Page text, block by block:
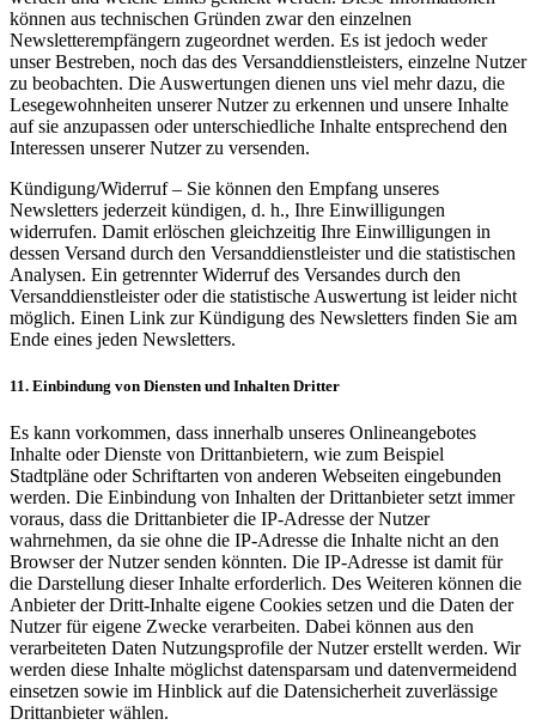
können aus technischen Gründen zwar den einzelnen
Newsletterempfängern zugeordnet werden. Es ist jedoch weder
unser Bestreben, noch das des Versanddienstleisters, einzelne Nutzer
zu beobachten. Die Auswertungen dienen uns viel mehr dazu, die
Lesegewohnheiten unserer Nutzer zu erkennen und unsere Inhalte
auf sie anzupassen oder unterschiedliche Inhalte entsprechend den
Interessen unserer Nutzer zu versenden.
Kündigung/Widerruf – Sie können den Empfang unseres
Newsletters jederzeit kündigen, d. h., Ihre Einwilligungen
widerrufen. Damit erlöschen gleichzeitig Ihre Einwilligungen in
dessen Versand durch den Versanddienstleister und die statistischen
Analysen. Ein getrennter Widerruf des Versandes durch den
Versanddienstleister oder die statistische Auswertung ist leider nicht
möglich. Einen Link zur Kündigung des Newsletters finden Sie am
Ende eines jeden Newsletters.
11. Einbindung von Diensten und Inhalten Dritter
Es kann vorkommen, dass innerhalb unseres Onlineangebotes
Inhalte oder Dienste von Drittanbietern, wie zum Beispiel
Stadtpläne oder Schriftarten von anderen Webseiten eingebunden
werden. Die Einbindung von Inhalten der Drittanbieter setzt immer
voraus, dass die Drittanbieter die IP-Adresse der Nutzer
wahrnehmen, da sie ohne die IP-Adresse die Inhalte nicht an den
Browser der Nutzer senden könnten. Die IP-Adresse ist damit für
die Darstellung dieser Inhalte erforderlich. Des Weiteren können die
Anbieter der Dritt-Inhalte eigene Cookies setzen und die Daten der
Nutzer für eigene Zwecke verarbeiten. Dabei können aus den
verarbeiteten Daten Nutzungsprofile der Nutzer erstellt werden. Wir
werden diese Inhalte möglichst datensparsam und datenvermeidend
einsetzen sowie im Hinblick auf die Datensicherheit zuverlässige
Drittanbieter wählen.